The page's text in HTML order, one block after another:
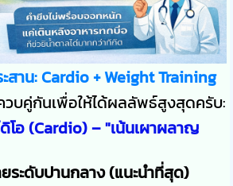
สาน: Cardio + Weight Training
วบคู่กันเพื่อให้ได้ผลลัพธ์สูงสุดครับ:
โอ (Cardio) – "เน้นเผาผลาญ
ระดับปานกลาง (แนะนำที่สุด)